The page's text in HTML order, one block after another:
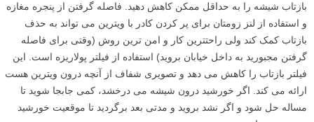
بازتاب شیشه را به حداقل ممکن کاهش دهید. فاصله گرفتن از پنجره مغازه
و استفاده از لنز زومتان برای پر کردن کادر با ویترین می تواند به حذف
بازتاب کمک کند ولی راحتترین کار و امن ترین روش (وقتی برای فاصله
گرفتن مجبورید به داخل خیابان بروید) استفاده از فیلتر پولاریزه است. این
فیلتر بازتاب را کاهش می دهد و تصویری شفاف از آنچه درون ویترین هست
ارائه می کند. اگر خورشید درون شیشه می درخشد، کمی جابجا شوید تا
مساله حل شود و اگر نشد بروید و مدتی بعد برگردید تا موقعیت خورشید